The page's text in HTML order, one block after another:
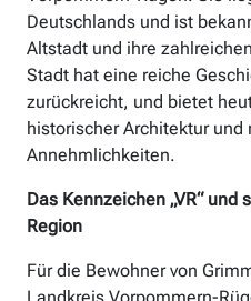
Deutschlands und ist
Altstadt und ihre
Stadt hat eine reiche
zurückreicht, und bietet
historischer Architektur und
Annehmlichkeiten.
Das Kennzeichen „VR“
Region
Für die Bewohner von